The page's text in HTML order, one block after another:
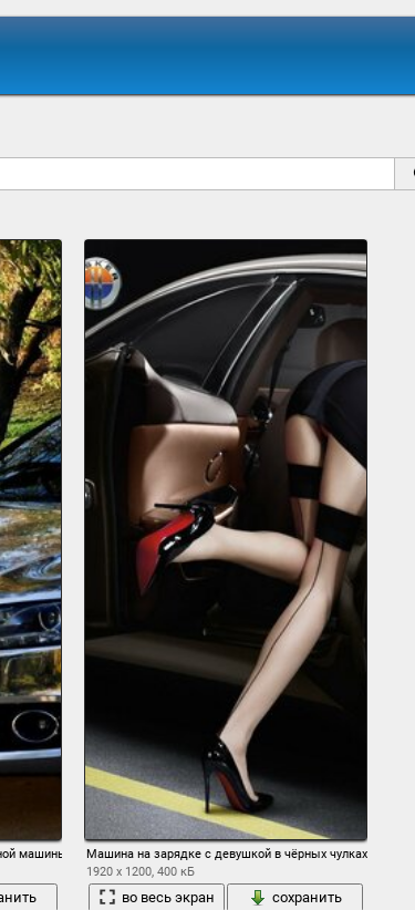
машины
Машина на зарядке с девушкой в чёрных чулках
1920 x 1200, 400 кБ
во весь экран сохранить